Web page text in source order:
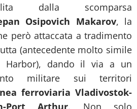
dalla scomparsa
Osipovich Makarov, la
però attaccata a tradimento
(antecedente molto simile
Harbor), dando il via a un
militare sui territori
ferroviaria Vladivostok-
Port Arthur. Non solo